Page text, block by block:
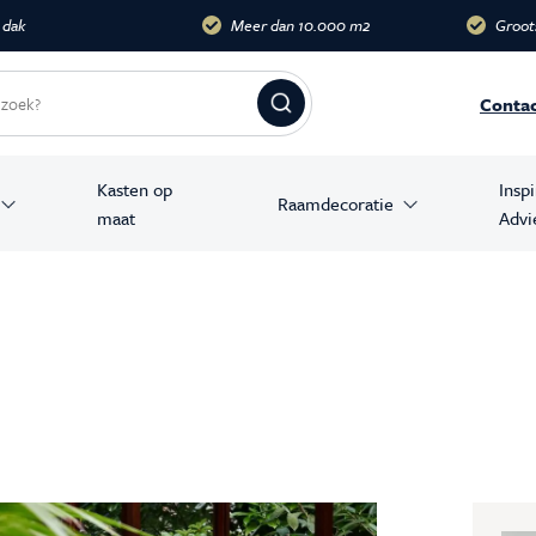
Meer dan 10.000 m2
Kasten op
maat
Raamdecoratie